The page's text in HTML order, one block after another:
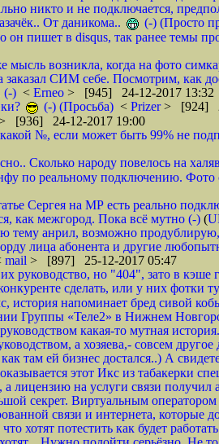
никто и не подключается,
От даникома..
(-) (Просто
он пишет в disqus, так ранее темы
мысль возникла, когда на фото
заказал СИМ себе. Посмотрим, как
(-) < Erneo > [945] 24-12-2017 13:32
(-) (Просьба) < Prizer> [924]
[936] 24-12-2017 19:00
№, если может быть 99% не
Сколько народу повелось на
по реальному подключению. Фото
Сергея на МР есть реально
как межгород. Пока всё мутно (-) (
тему анрил, возможно
лица абонента и другие
mail > [897] 25-12-2017 05:47
их руководство, но "404", зато в
сделать, или у них фотки
история напоминает бред сивой
Группы «Теле2» в Нижнем
какая-то мутная
а хозяева,- совсем
там ей бизнес достался..) А
этот Икс из табакерки
а лицензию на услуги связи получил
секрет. Виртуальным оператором
связи и интернета, которые
хотят потестить как будет